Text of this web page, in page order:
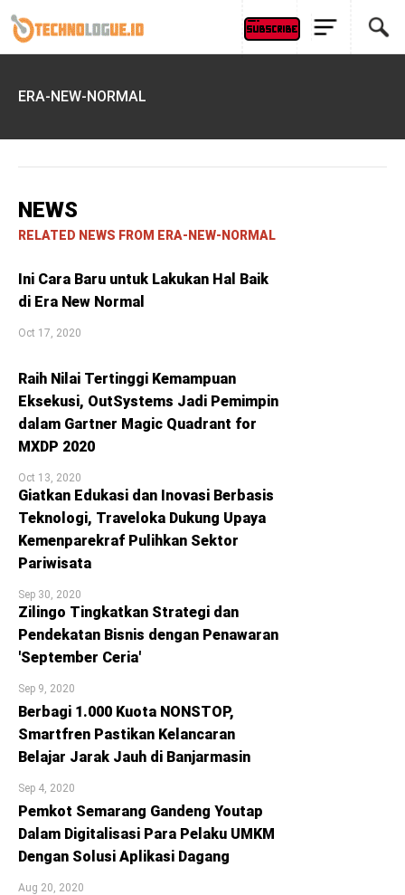
ERA-NEW-NORMAL
NEWS
RELATED NEWS FROM ERA-NEW-NORMAL
Ini Cara Baru untuk Lakukan Hal Baik
di Era New Normal
Oct 17, 2020
Raih Nilai Tertinggi Kemampuan
Eksekusi, OutSystems Jadi Pemimpin
dalam Gartner Magic Quadrant for
MXDP 2020
Oct 13, 2020
Giatkan Edukasi dan Inovasi Berbasis
Teknologi, Traveloka Dukung Upaya
Kemenparekraf Pulihkan Sektor
Pariwisata
Sep 30, 2020
Zilingo Tingkatkan Strategi dan
Pendekatan Bisnis dengan Penawaran
'September Ceria'
Sep 9, 2020
Berbagi 1.000 Kuota NONSTOP,
Smartfren Pastikan Kelancaran
Belajar Jarak Jauh di Banjarmasin
Sep 4, 2020
Pemkot Semarang Gandeng Youtap
Dalam Digitalisasi Para Pelaku UMKM
Dengan Solusi Aplikasi Dagang
Aug 20, 2020